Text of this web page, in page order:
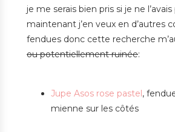
je me serais bien pris si je ne l’avais
maintenant j’en veux en d’autres
fendues donc cette recherche
ou potentiellement ruinée:
Jupe Asos rose pastel,
mienne sur les côtés